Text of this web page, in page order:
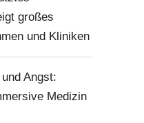
großes
und Kliniken
Angst:
Medizin